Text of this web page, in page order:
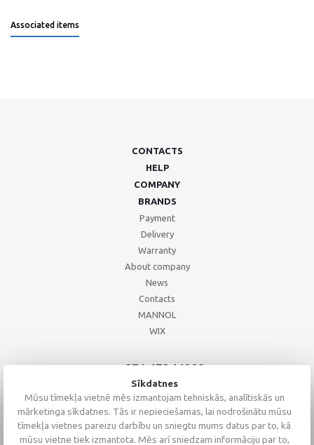
Associated items
CONTACTS
HELP
COMPANY
BRANDS
Payment
Delivery
Warranty
About company
News
Contacts
MANNOL
WIX
+371 67244008
+371 67271055
+371 26002793
Sīkdatnes
Mūsu tīmekļa vietnē mēs izmantojam tehniskās, analītiskās un
mārketinga sīkdatnes. Tās ir nepieciešamas, lai nodrošinātu mūsu
tīmekļa vietnes pareizu darbību un sniegtu mums datus par to, kā
mūsu vietne tiek izmantota. Mēs arī sniedzam informāciju par to,